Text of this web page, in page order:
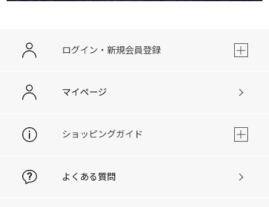
ログイン・新規会員登録
マイページ
ショッピングガイド
よくある質問